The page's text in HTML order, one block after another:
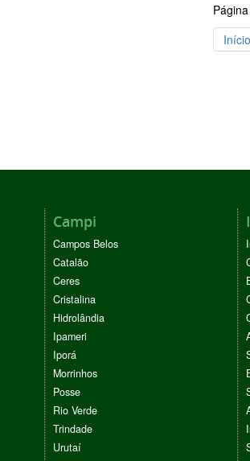
Início
Campi
Campos Belos
Catalão
Ceres
Cristalina
Hidrolândia
Ipameri
Iporá
Morrinhos
Posse
Rio Verde
Trindade
Urutaí